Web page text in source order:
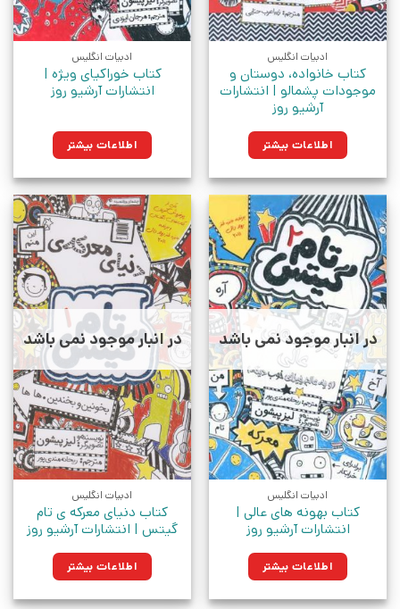
ادبیات انگلیس
کتاب خانواده، دوستان و
موجودات پشمالو | انتشارات
آرشیو روز
اطلاعات بیشتر
ادبیات انگلیس
کتاب خوراکیای ویژه |
انتشارات آرشیو روز
اطلاعات بیشتر
در انبار موجود نمی باشد
ادبیات انگلیس
کتاب بهونه های عالی |
انتشارات آرشیو روز
اطلاعات بیشتر
در انبار موجود نمی باشد
ادبیات انگلیس
کتاب دنیای معرکه ی تام
گیتس | انتشارات آرشیو روز
اطلاعات بیشتر